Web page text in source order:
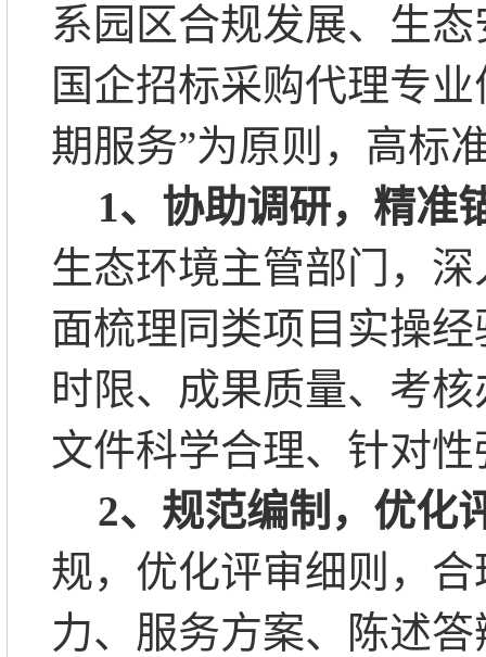
系园区合规发展、生
国企招标采购代理专
期服务”为原则，高标
1、协助调研，精准
生态环境主管部门，
面梳理同类项目实操
时限、成果质量、考
文件科学合理、针对
2、规范编制，优化
规，优化评审细则，
力、服务方案、陈述